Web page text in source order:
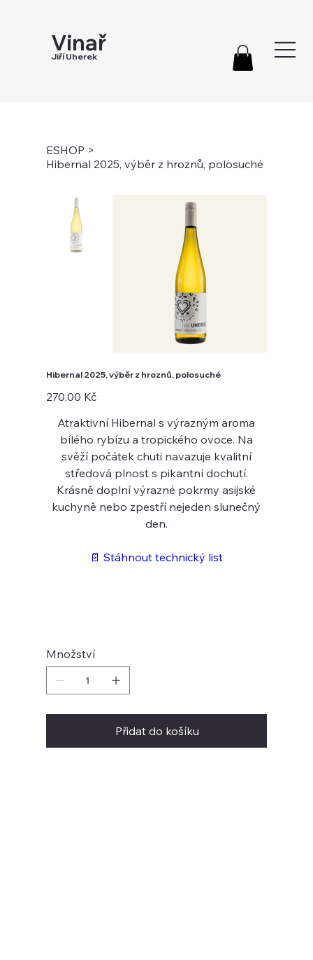
Vinař
Jiří Uherek
ESHOP >
Hibernal 2025, výběr z hroznů, polosuché
Hibernal 2025, výběr z hroznů, polosuché
Cena
270,00 Kč
Atraktivní Hibernal s výrazným aroma
bílého rybízu a tropického ovoce. Na
svěží počátek chuti navazuje kvalitní
středová plnost s pikantní dochutí.
Krásně doplní výrazné pokrmy asijské
kuchyně nebo zpestří nejeden slunečný
den.
📄 Stáhnout technický list
Množství
Přidat do košíku